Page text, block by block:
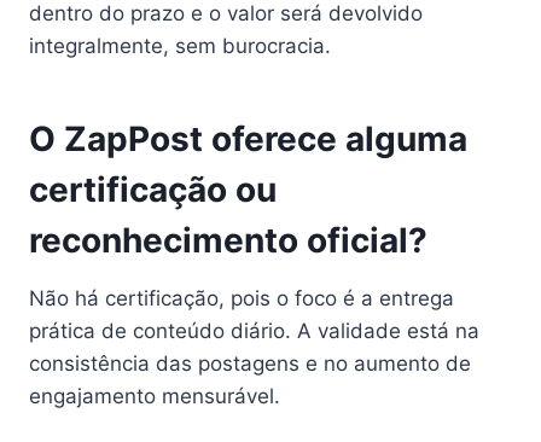
dentro do prazo e o valor será devolvido
integralmente, sem burocracia.
O ZapPost oferece alguma
certificação ou
reconhecimento oficial?
Não há certificação, pois o foco é a entrega
prática de conteúdo diário. A validade está na
consistência das postagens e no aumento de
engajamento mensurável.